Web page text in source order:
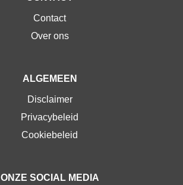
Contact
Over ons
ALGEMEEN
Disclaimer
Privacybeleid
Cookiebeleid
ONZE SOCIAL MEDIA